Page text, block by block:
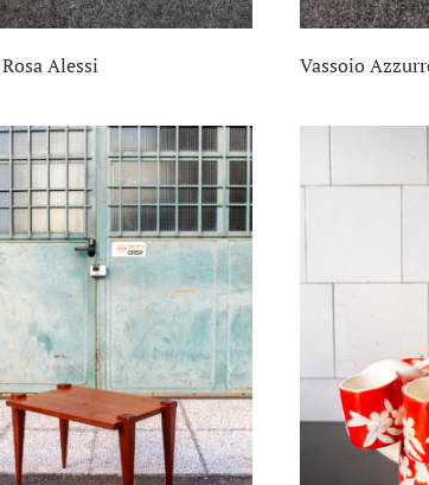
Alessi Vassoio